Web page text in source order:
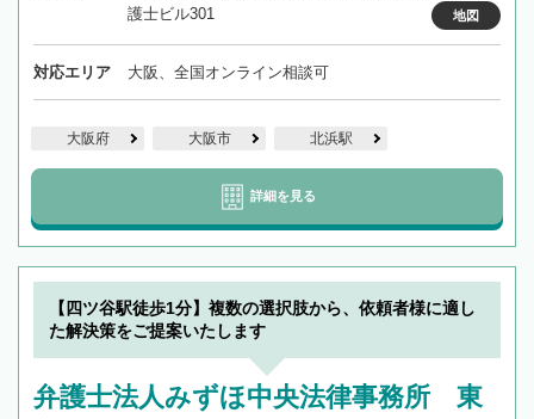
護士ビル301
地図
対応エリア 大阪、全国オンライン相談可
大阪府 大阪市 北浜駅
詳細を見る
【四ツ谷駅徒歩1分】複数の選択肢から、依頼者様に適し
た解決策をご提案いたします
弁護士法人みずほ中央法律事務所 東